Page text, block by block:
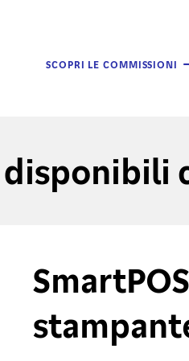
SCOPRI LE COMMISSIONI